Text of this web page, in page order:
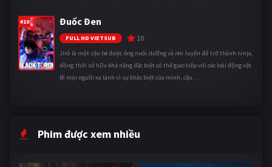
#10 Đuốc Đen
FULL HD VIETSUB 10
Jirô là một cậu bé được ông nuôi dưỡng và rèn luyện để trở thành ninja,
đồng thời sở hữu khả năng đặc biệt có thể giao tiếp với các loài động vật.
Bị mọi người xa lánh vì sự khác biệt của mình, cậu ...
Phim được xem nhiều